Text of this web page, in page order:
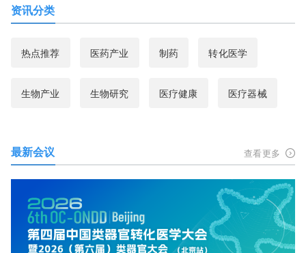
资讯分类
热点推荐 医药产业 制药 转化医学
生物产业 生物研究 医疗健康 医疗器械
最新会议 查看更多